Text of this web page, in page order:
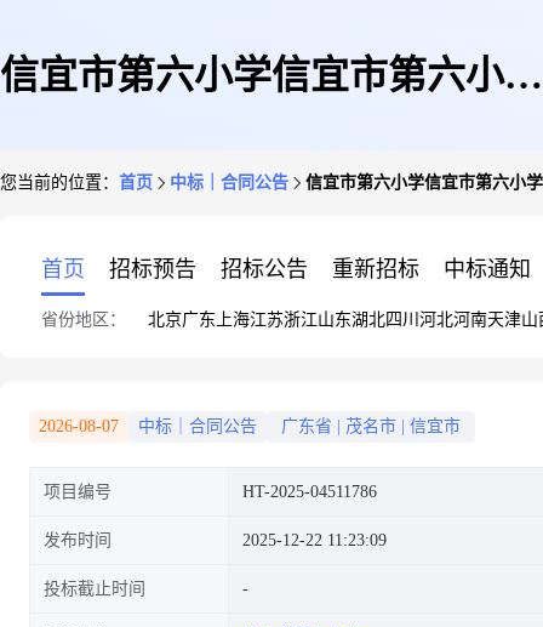
信宜市第六小学信宜市第六小学
您当前的位置： 首页 中标｜合同公告 信宜市第六小学信宜市第六小
首页 招标预告 招标公告 重新招标 中标通知
省份地区： 北京广东 上海江苏浙江山东湖北四川 河北河南天津山
2026-08-07 中标｜合同公告 广东省 茂名市 信宜市
项目编号 HT-2025-04511786
发布时间 2025-12-22 11:23:09
投标截止时间